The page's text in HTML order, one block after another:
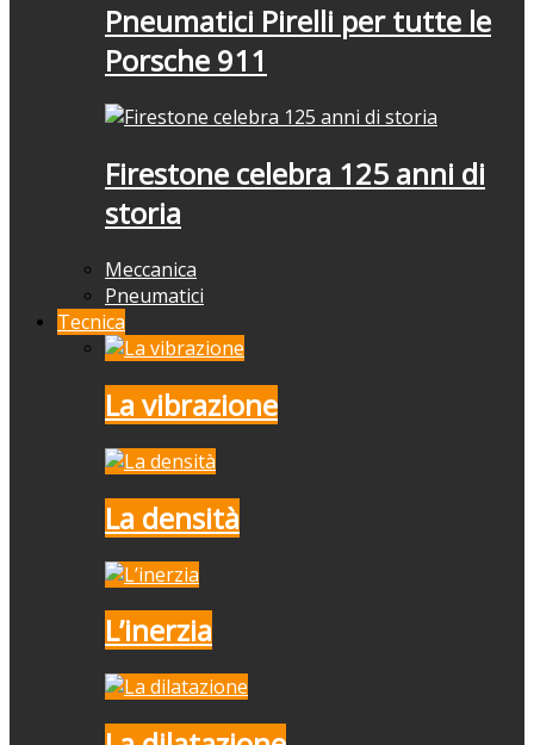
Pneumatici Pirelli per tutte le
Porsche 911
Firestone celebra 125 anni di
storia
Meccanica
Pneumatici
Tecnica
La vibrazione
La densità
L’inerzia